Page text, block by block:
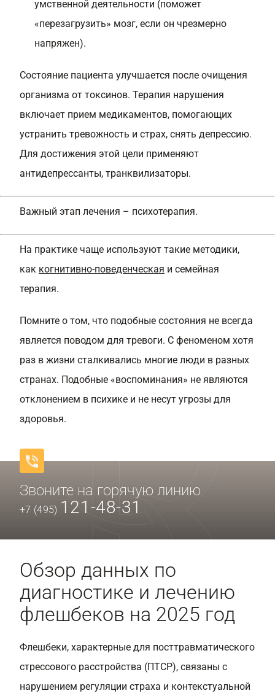
умственной деятельности (поможет
«перезагрузить» мозг, если он чрезмерно
напряжен).
Состояние пациента улучшается после очищения
организма от токсинов. Терапия нарушения
включает прием медикаментов, помогающих
устранить тревожность и страх, снять депрессию.
Для достижения этой цели применяют
антидепрессанты, транквилизаторы.
Важный этап лечения – психотерапия.
На практике чаще используют такие методики,
как когнитивно-поведенческая и семейная
терапия.
Помните о том, что подобные состояния не всегда
является поводом для тревоги. С феноменом хотя
раз в жизни сталкивались многие люди в разных
странах. Подобные «воспоминания» не являются
отклонением в психике и не несут угрозы для
здоровья.
Звоните на горячую линию
+7 (495) 121-48-31
Обзор данных по
диагностике и лечению
флешбеков на 2025 год
Флешбеки, характерные для посттравматического
стрессового расстройства (ПТСР), связаны с
нарушением регуляции страха и контекстуальной